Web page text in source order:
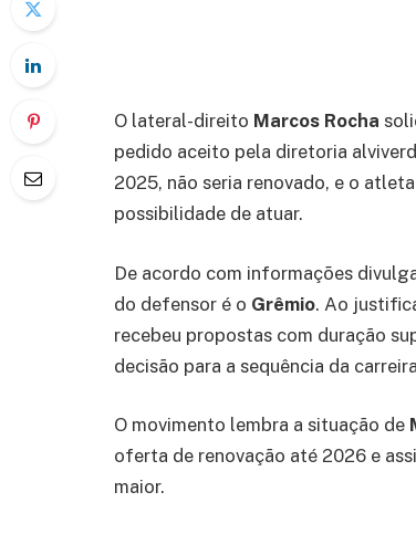
O lateral-direito Marcos Rocha
pedido aceito pela diretoria
2025, não seria renovado, e o
possibilidade de atuar.
De acordo com informações
do defensor é o Grêmio. Ao
recebeu propostas com duração
decisão para a sequência da
O movimento lembra a situação de
oferta de renovação até 2026 e
maior.